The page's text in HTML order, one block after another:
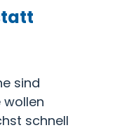
sind
wollen
schnell